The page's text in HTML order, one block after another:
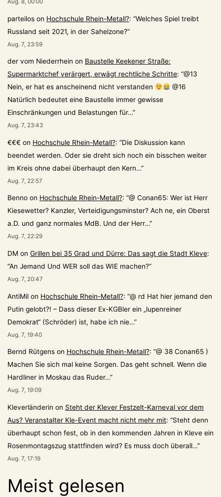
Aug. 8, 00:00
parteilos on Hochschule Rhein-Metall?: “Welches Spiel treibt
Russland seit 2021, in der Sahelzone?”
Aug. 7, 23:59
der vom Niederrhein on Baustelle Keekener Straße:
Supermarktchef verärgert, erwägt rechtliche Schritte: “@13
Nein, er hat es anscheinend nicht verstanden
@16
Natürlich bedeutet eine Baustelle immer gewisse
Einschränkungen und Belastungen für…”
Aug. 7, 23:43
€€€ on Hochschule Rhein-Metall?: “Die Diskussion kann
beendet werden. Oder sie dreht sich noch ein bisschen weiter
im Kreis ohne dabei überhaupt den Kern…”
Aug. 7, 22:57
Benno on Hochschule Rhein-Metall?: “@ Conan65: Wer ist Herr
Kiesewetter? Kanzler, Verteidigungsminster? Ach ne, ein Oberst
a.D. und ganz normales MdB. Und der Herr…”
Aug. 7, 22:29
DM on Grillen bei 35 Grad und Dürre: Das sagt die Stadt Kleve:
“An Jemand Und WER soll das WIE machen?”
Aug. 7, 20:47
AntiMil on Hochschule Rhein-Metall?: “@ rd Hat hier jemand den
Putin gelobt?! – Dass dieser Ex-KGBler ein „lupenreiner
Demokrat“ (Schröder) ist, habe ich nie…”
Aug. 7, 19:40
Bernd Rütgens on Hochschule Rhein-Metall?: “@ 38 Conan65 )
Machen Sie sich mal keine Sorgen. Das geht schnell. Wenn die
Hardliner in Moskau das Ruder…”
Aug. 7, 19:09
Kleverländerin on Steht der Klever Festzelt-Karneval vor dem
Aus? Veranstalter Kle-Event macht nicht mehr mit: “Steht denn
überhaupt schon fest, ob in den kommenden Jahren in Kleve ein
Rosenmontagszug stattfinden wird? Es muss doch überall…”
Aug. 7, 17:19
Meist gelesen